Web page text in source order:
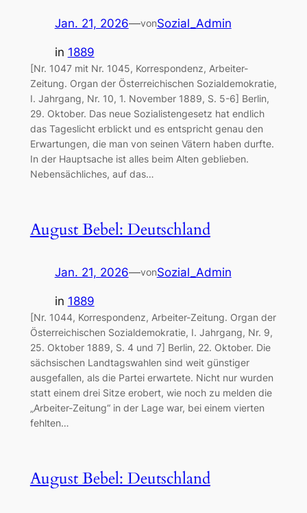
Jan. 21, 2026—vonSozial_Admin
in 1889
[Nr. 1047 mit Nr. 1045, Korrespondenz, Arbeiter-
Zeitung. Organ der Österreichischen Sozialdemokratie,
I. Jahrgang, Nr. 10, 1. November 1889, S. 5-6] Berlin,
29. Oktober. Das neue Sozialistengesetz hat endlich
das Tageslicht erblickt und es entspricht genau den
Erwartungen, die man von seinen Vätern haben durfte.
In der Hauptsache ist alles beim Alten geblieben.
Nebensächliches, auf das…
August Bebel: Deutschland
Jan. 21, 2026—vonSozial_Admin
in 1889
[Nr. 1044, Korrespondenz, Arbeiter-Zeitung. Organ der
Österreichischen Sozialdemokratie, I. Jahrgang, Nr. 9,
25. Oktober 1889, S. 4 und 7] Berlin, 22. Oktober. Die
sächsischen Landtagswahlen sind weit günstiger
ausgefallen, als die Partei erwartete. Nicht nur wurden
statt einem drei Sitze erobert, wie noch zu melden die
„Arbeiter-Zeitung“ in der Lage war, bei einem vierten
fehlten…
August Bebel: Deutschland